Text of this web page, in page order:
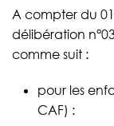
A compter du
délibération
comme suit :
pour les
CAF) :